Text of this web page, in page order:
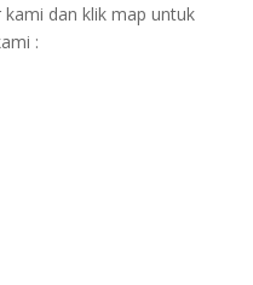
dan klik map untuk
: